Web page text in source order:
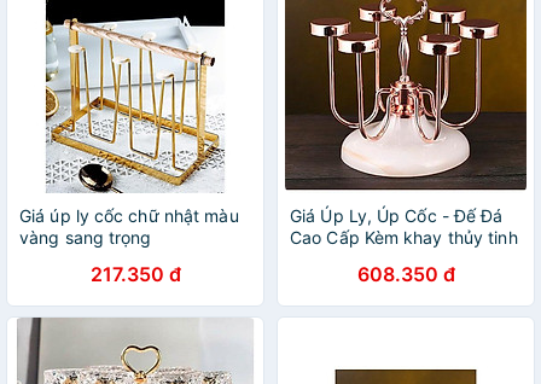
Giá úp ly cốc chữ nhật màu
vàng sang trọng
217.350 đ
Giá Úp Ly, Úp Cốc - Đế Đá
Cao Cấp Kèm khay thủy tinh
608.350 đ